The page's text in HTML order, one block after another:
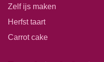
Zelf ijs maken
Herfst taart
Carrot cake